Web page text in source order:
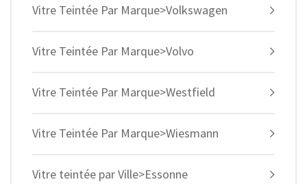
Vitre Teintée Par Marque>Volkswagen
Vitre Teintée Par Marque>Volvo
Vitre Teintée Par Marque>Westfield
Vitre Teintée Par Marque>Wiesmann
Vitre teintée par Ville>Essonne